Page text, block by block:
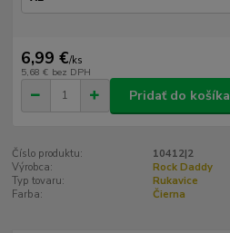
6,99 €/ks
5,68 € bez DPH
Pridať do košíka
Číslo produktu:
10412|2
Výrobca:
Rock Daddy
Typ tovaru:
Rukavice
Farba:
Čierna